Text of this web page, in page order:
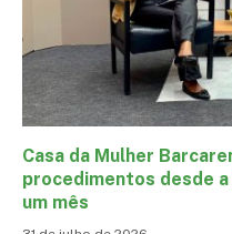
Casa da Mulher
procedimentos desde a
um mês